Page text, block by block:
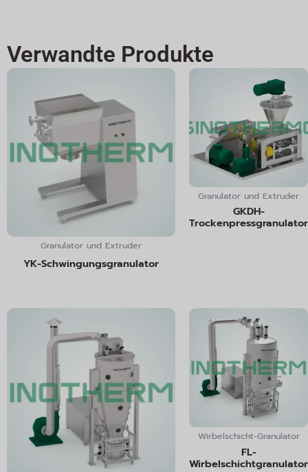
Verwandte Produkte
Granulator und Extruder
YK-Schwingungsgranulator
Granulator und Extruder
GKDH-
Trockenpressgranulator
Wirbelschicht-Granulator
FL-
Wirbelschichtgranulator